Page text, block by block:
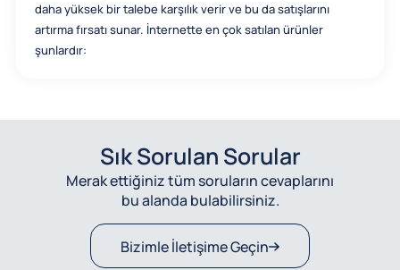
daha yüksek bir talebe karşılık verir ve bu da satışlarını
artırma fırsatı sunar. İnternette en çok satılan ürünler
şunlardır:
Sık Sorulan Sorular
Merak ettiğiniz tüm soruların cevaplarını
bu alanda bulabilirsiniz.
Bizimle İletişime Geçin